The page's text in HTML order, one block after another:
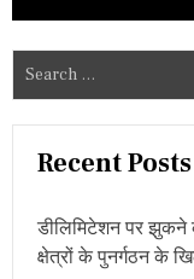
a
Recent Posts
डीलिमिटेशन पर झुकने
क्षेत्रों के पुनर्गठन के